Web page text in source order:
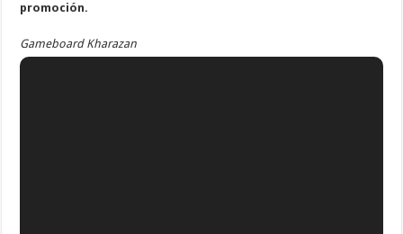
promoción.
Gameboard Kharazan